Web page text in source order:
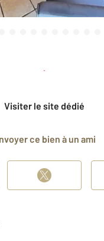
Visiter le site dédié
ce bien à un ami